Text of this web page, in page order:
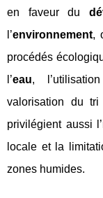
en faveur du
l’environnement,
procédés
l’eau,
valorisation du
privilégient aussi
locale et la
zones humides.